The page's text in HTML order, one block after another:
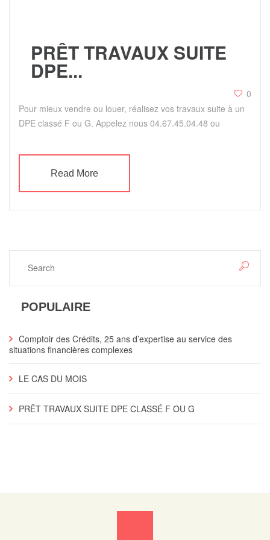
PRÊT TRAVAUX SUITE
DPE...
0
Pour mieux vendre ou louer, réalisez vos travaux suite à un
DPE classé F ou G. Appelez nous 04.67.45.04.48 ou
Read More
POPULAIRE
Comptoir des Crédits, 25 ans d’expertise au service des
situations financières complexes
LE CAS DU MOIS
PRÊT TRAVAUX SUITE DPE CLASSÉ F OU G